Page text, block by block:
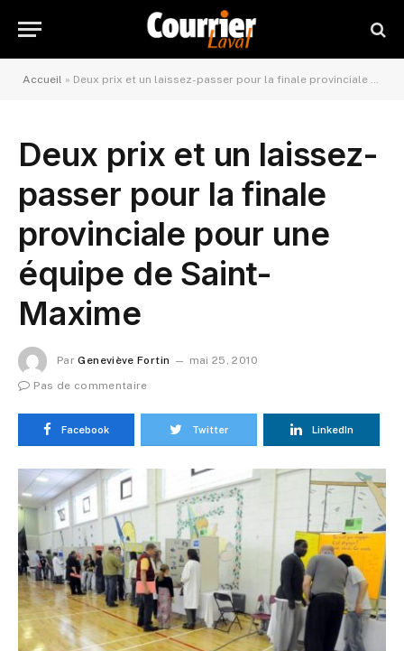
Accueil » Deux prix et un laissez-passer pour la finale provinciale pour une équipe de Saint-Maxime
Deux prix et un laissez-
passer pour la finale
provinciale pour une
équipe de Saint-
Maxime
Par Geneviève Fortin
mai 25, 2010
Pas de commentaire
Facebook Twitter LinkedIn